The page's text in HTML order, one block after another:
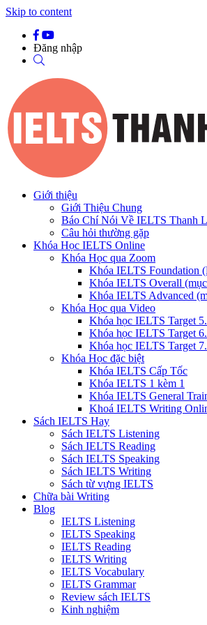
Skip to content
Đăng nhập
Giới thiệu
Giới Thiệu Chung
Báo Chí Nói Về IELTS Thanh
Câu hỏi thường gặp
Khóa Học IELTS Online
Khóa Học qua Zoom
Khóa IELTS Foundation
Khóa IELTS Overall
Khóa IELTS Advanced
Khóa Học qua Video
Khóa học IELTS Target
Khóa học IELTS Target
Khóa học IELTS Target
Khóa Học đặc biệt
Khóa IELTS Cấp Tốc
Khóa IELTS 1 kèm 1
Khóa IELTS General
Khoá IELTS Writing
Sách IELTS Hay
Sách IELTS Listening
Sách IELTS Reading
Sách IELTS Speaking
Sách IELTS Writing
Sách từ vựng IELTS
Chữa bài Writing
Blog
IELTS Listening
IELTS Speaking
IELTS Reading
IELTS Writing
IELTS Vocabulary
IELTS Grammar
Review sách IELTS
Kinh nghiệm